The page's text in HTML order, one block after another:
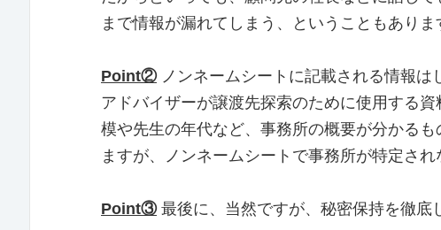
まで情報が漏れてしまう、ということもありま
Point②ノンネームシートに記載される情報は
アドバイザーが譲渡先探索のために使用する
模や先生の年代など、事務所の概要が分かる
ますが、ノンネームシートで事務所が特定され
Point③最後に、当然ですが、秘密保持を徹底